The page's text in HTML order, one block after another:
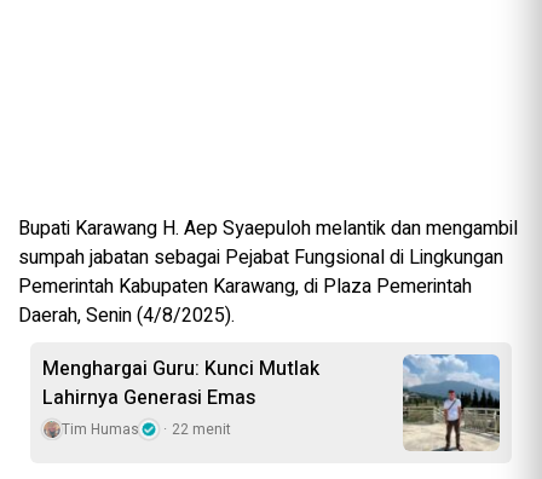
Bupati Karawang H. Aep Syaepuloh melantik dan mengambil
sumpah jabatan sebagai Pejabat Fungsional di Lingkungan
Pemerintah Kabupaten Karawang, di Plaza Pemerintah
Daerah, Senin (4/8/2025).
Menghargai Guru: Kunci Mutlak
Lahirnya Generasi Emas
Tim Humas 22 menit